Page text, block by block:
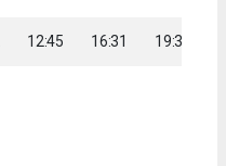
12:45 16:31 19:38